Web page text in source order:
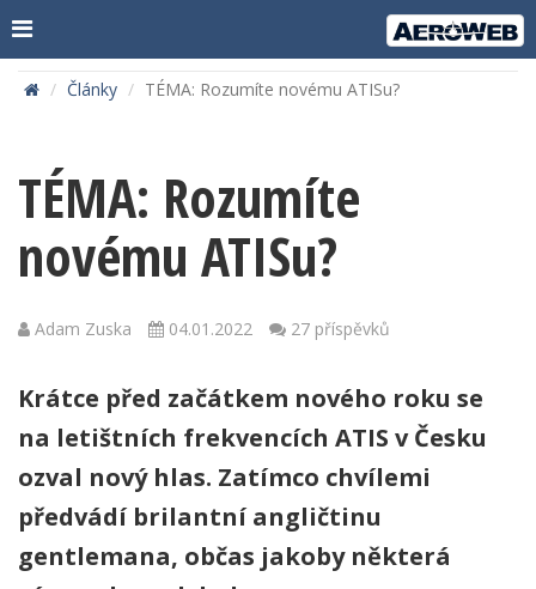
Články TÉMA: Rozumíte novému ATISu?
TÉMA: Rozumíte
novému ATISu?
Adam Zuska 04.01.2022 27 příspěvků
Krátce před začátkem nového roku se
na letištních frekvencích ATIS v Česku
ozval nový hlas. Zatímco chvílemi
předvádí brilantní angličtinu
gentlemana, občas jakoby některá